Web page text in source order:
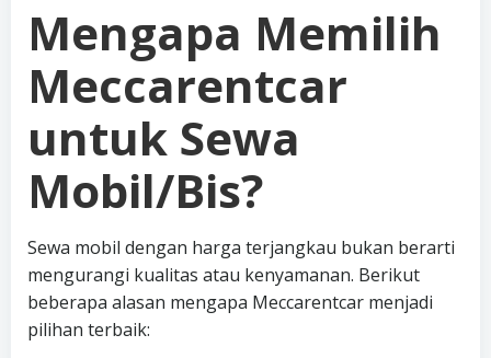
Mengapa Memilih
Meccarentcar
untuk Sewa
Mobil/Bis?
Sewa mobil dengan harga terjangkau bukan berarti
mengurangi kualitas atau kenyamanan. Berikut
beberapa alasan mengapa Meccarentcar menjadi
pilihan terbaik: